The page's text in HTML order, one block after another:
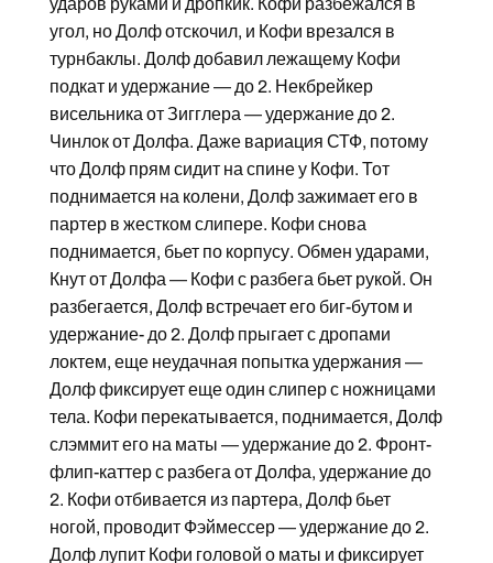
угол, но Долф отскочил, и Кофи врезался в
турнбаклы. Долф добавил лежащему Кофи
подкат и удержание — до 2. Некбрейкер
висельника от Зигглера — удержание до 2.
Чинлок от Долфа. Даже вариация СТФ, потому
что Долф прям сидит на спине у Кофи. Тот
поднимается на колени, Долф зажимает его в
партер в жестком слипере. Кофи снова
поднимается, бьет по корпусу. Обмен ударами,
Кнут от Долфа — Кофи с разбега бьет рукой. Он
разбегается, Долф встречает его биг-бутом и
удержание- до 2. Долф прыгает с дропами
локтем, еще неудачная попытка удержания —
Долф фиксирует еще один слипер с ножницами
тела. Кофи перекатывается, поднимается, Долф
слэммит его на маты — удержание до 2. Фронт-
флип-каттер с разбега от Долфа, удержание до
2. Кофи отбивается из партера, Долф бьет
ногой, проводит Фэймессер — удержание до 2.
Долф лупит Кофи головой о маты и фиксирует